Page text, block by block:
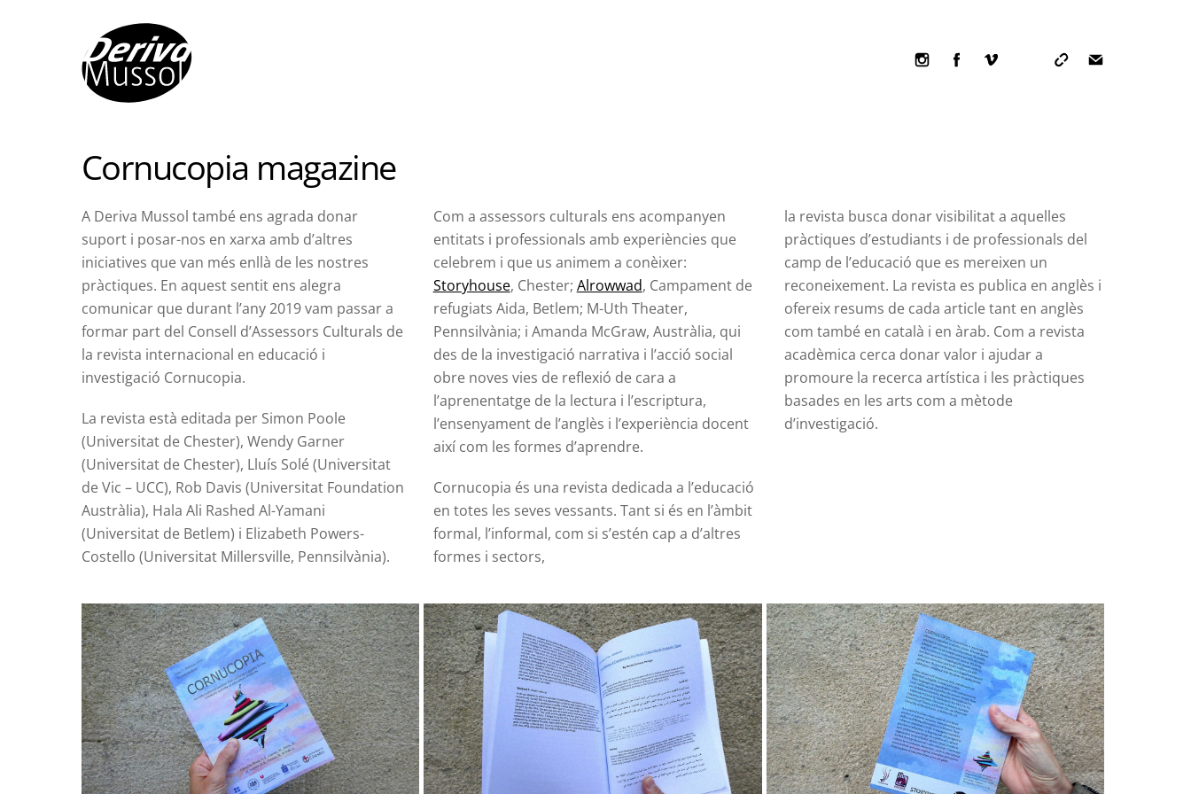
Icon
Icon
Icon
Cornucopia magazine
A Deriva Mussol també ens agrada donar
suport i posar-nos en xarxa amb d’altres
iniciatives que van més enllà de les nostres
pràctiques. En aquest sentit ens alegra
comunicar que durant l’any 2019 vam passar a
formar part del Consell d’Assessors Culturals de
la revista internacional en educació i
investigació Cornucopia.
La revista està editada per Simon Poole
(Universitat de Chester), Wendy Garner
(Universitat de Chester), Lluís Solé (Universitat
de Vic – UCC), Rob Davis (Universitat Foundation
Austràlia), Hala Ali Rashed Al-Yamani
(Universitat de Betlem) i Elizabeth Powers-
Costello (Universitat Millersville, Pennsilvània).
Com a assessors culturals ens acompanyen
entitats i professionals amb experiències que
celebrem i que us animem a conèixer:
Storyhouse, Chester; Alrowwad, Campament de
refugiats Aida, Betlem; M-Uth Theater,
Pennsilvània; i Amanda McGraw, Austràlia, qui
des de la investigació narrativa i l’acció social
obre noves vies de reflexió de cara a
l’aprenentatge de la lectura i l’escriptura,
l’ensenyament de l’anglès i l’experiència docent
així com les formes d’aprendre.
Cornucopia és una revista dedicada a l’educació
en totes les seves vessants. Tant si és en l’àmbit
formal, l’informal, com si s’estén cap a d’altres
formes i sectors,
la revista busca donar visibilitat a aquelles
pràctiques d’estudiants i de professionals del
camp de l’educació que es mereixen un
reconeixement. La revista es publica en anglès i
ofereix resums de cada article tant en anglès
com també en català i en àrab. Com a revista
acadèmica cerca donar valor i ajudar a
promoure la recerca artística i les pràctiques
basades en les arts com a mètode
d’investigació.